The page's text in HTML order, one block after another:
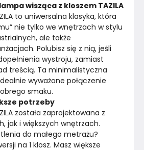
Czarny
Biele kremy
Sollux Lighting
Złożony
wisząca z kloszem TAZILA
to uniwersalna klasyka, która
nie tylko we wnętrzach w stylu
ale także
Polubisz się z nią, jeśli
wystroju, zamiast
treścią. Ta minimalistyczna
wyważone połączenie
smaku.
potrzeby
została zaprojektowana z
jak i większych wnętrzach.
do małego metrażu?
na 1 klosz. Masz większe